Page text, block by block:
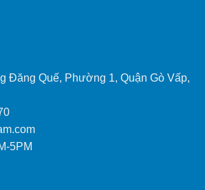
Đăng Quế, Phường 1, Quận Gò Vấp,
5PM